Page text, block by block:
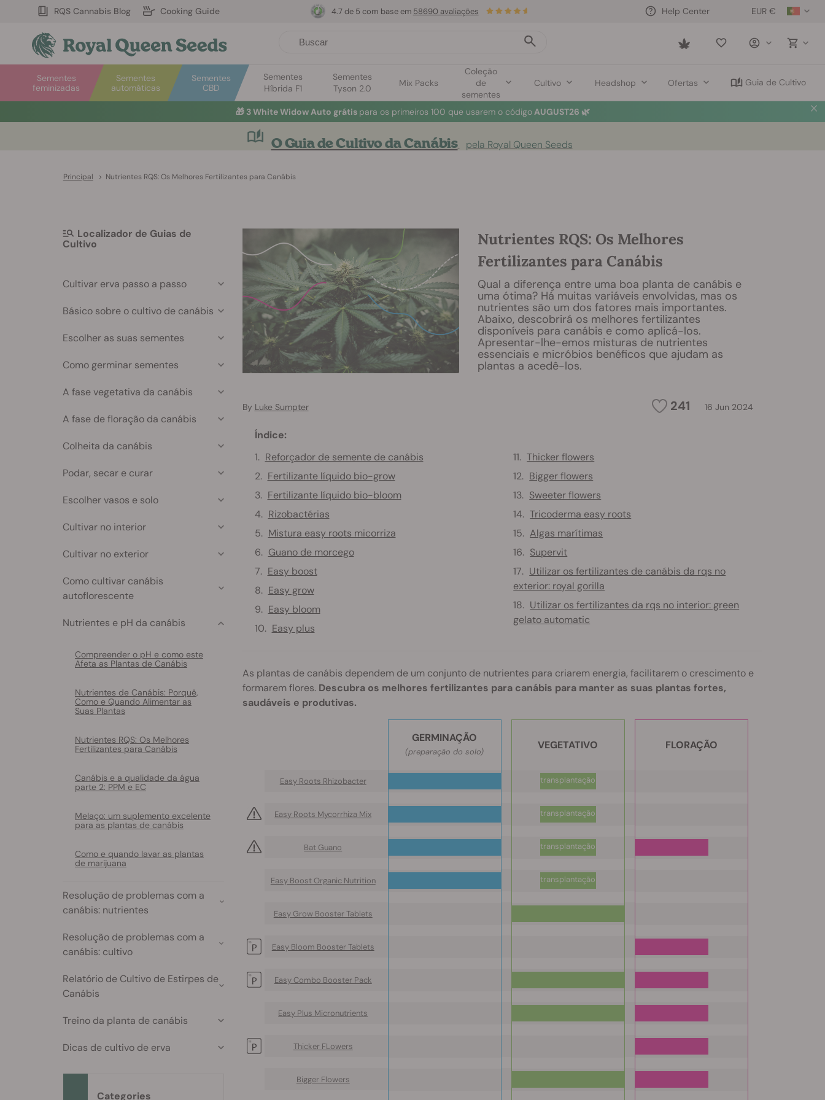
RQS Cannabis Blog Cooking Guide EUR €
Help Center
Saved
Sementes
automáticas
Sementes
feminizadas
Sementes
CBD
Sementes
Híbrida F1
Sementes
Tyson 2.0
Mix Packs
Coleção
de
sementes
Cultivo Headshop Ofertas Guia de Cultivo
4.7 de 5 com base em 58690 avaliações
🎁 3 White Widow Auto grátis para os primeiros 100 que usarem o códigoAUGUST26 🌿
O Guia de Cultivo da Canábis pela Royal Queen Seeds
Principal > Nutrientes RQS: Os Melhores Fertilizantes para Canábis
Nutrientes RQS: Os Melhores
Fertilizantes para Canábis
Qual a diferença entre uma boa planta de canábis e
uma ótima? Há muitas variáveis envolvidas, mas os
nutrientes são um dos fatores mais importantes.
Abaixo, descobrirá os melhores fertilizantes
disponíveis para canábis e como aplicá-los.
Apresentar-lhe-emos misturas de nutrientes
essenciais e micróbios benéficos que ajudam as
plantas a acedê-los.
241 16 Jun 2024
By Luke Sumpter
Índice:
Reforçador de semente de canábis
Fertilizante líquido bio-grow
Fertilizante líquido bio-bloom
Rizobactérias
Mistura easy roots micorriza
Guano de morcego
Easy boost
Easy grow
Easy bloom
Easy plus
Thicker flowers
Bigger flowers
Sweeter flowers
Tricoderma easy roots
Algas marítimas
Supervit
Utilizar os fertilizantes de canábis da rqs no
exterior: royal gorilla
Utilizar os fertilizantes da rqs no interior: green
gelato automatic
As plantas de canábis dependem de um conjunto de nutrientes para criarem energia, facilitarem o crescimento e
formarem flores. Descubra os melhores fertilizantes para canábis para manter as suas plantas fortes,
saudáveis e produtivas.
Easy Roots Rhizobacter
Easy Roots Mycorrhiza Mix
Bat Guano
Easy Boost Organic Nutrition
Easy Grow Booster Tablets
Easy Bloom Booster Tablets
Easy Combo Booster Pack
Easy Plus Micronutrients
Thicker FLowers
Bigger Flowers
GERMINAÇÃO
(preparação do solo)
VEGETATIVO
transplantação
transplantação
transplantação
transplantação
FLORAÇÃO
Localizador de Guias de
Cultivo
Cultivar erva passo a passo
Básico sobre o cultivo de canábis
Escolher as suas sementes
Como germinar sementes
A fase vegetativa da canábis
A fase de floração da canábis
Colheita da canábis
Podar, secar e curar
Escolher vasos e solo
Cultivar no interior
Cultivar no exterior
Como cultivar canábis
autoflorescente
Nutrientes e pH da canábis
Compreender o pH e como este
Afeta as Plantas de Canábis
Nutrientes de Canábis: Porquê,
Como e Quando Alimentar as
Suas Plantas
Nutrientes RQS: Os Melhores
Fertilizantes para Canábis
Canábis e a qualidade da água
parte 2: PPM e EC
Melaço: um suplemento excelente
para as plantas de canábis
Como e quando lavar as plantas
de marijuana
Resolução de problemas com a
canábis: nutrientes
Resolução de problemas com a
canábis: cultivo
Relatório de Cultivo de Estirpes de
Canábis
Treino da planta de canábis
Dicas de cultivo de erva
Categories